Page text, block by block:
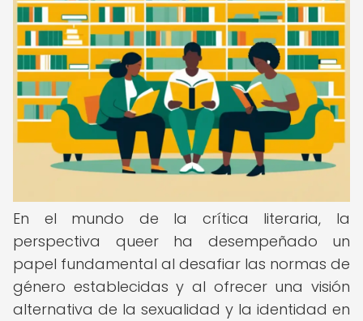
En el mundo de la crítica literaria, la
perspectiva queer ha desempeñado un
papel fundamental al desafiar las normas de
género establecidas y al ofrecer una visión
alternativa de la sexualidad y la identidad en